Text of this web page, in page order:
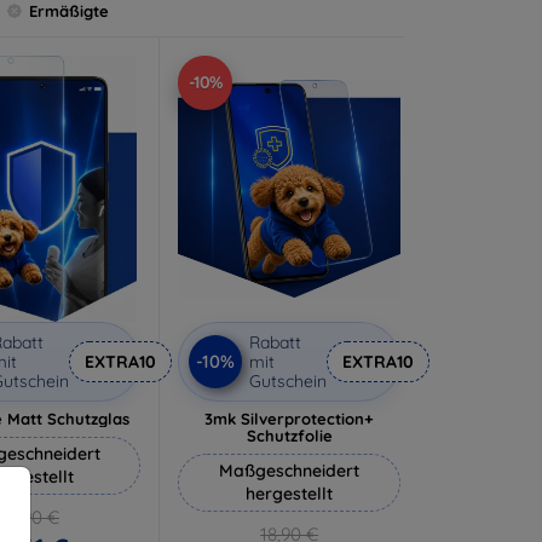
Ermäßigte
EXTRA10
Matt Schutzglas
12,90 €
-10%
-10%
Rabatt
mit
Gutschein
EXTRA10
3mk Silverprotection+
Schutzfolie
Maßgeschneidert
hergestellt
18,90 €